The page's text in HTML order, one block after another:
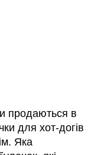
продаються в
для хот-догів
Яка